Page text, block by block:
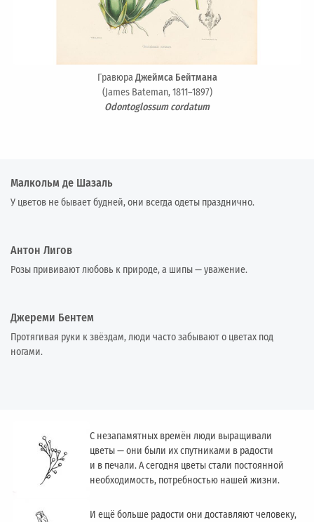
ГравюраДжеймса Бейтмана
(James Bateman, 1811–1897)
Odontoglossum cordatum
Малкольм де Шазаль
У цветов не бывает будней, они всегда одеты празднично.
Антон Лигов
Розы прививают любовь к природе, а шипы — уважение.
Джереми Бентем
Протягивая руки к звёздам, люди часто забывают о цветах под
ногами.
С незапамятных времён люди выращивали
цветы — они были их спутниками в радости
и в печали. А сегодня цветы стали постоянной
необходимость, потребностью нашей жизни.
И ещё больше радости они доставляют человеку,